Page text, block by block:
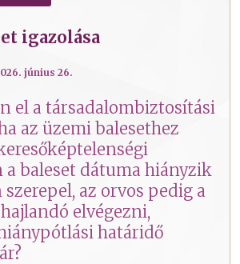
igazolása
június 26.
el a társadalombiztosítási
az üzemi balesethez
a baleset dátuma hiányzik
az orvos pedig a
elvégezni,
határidő